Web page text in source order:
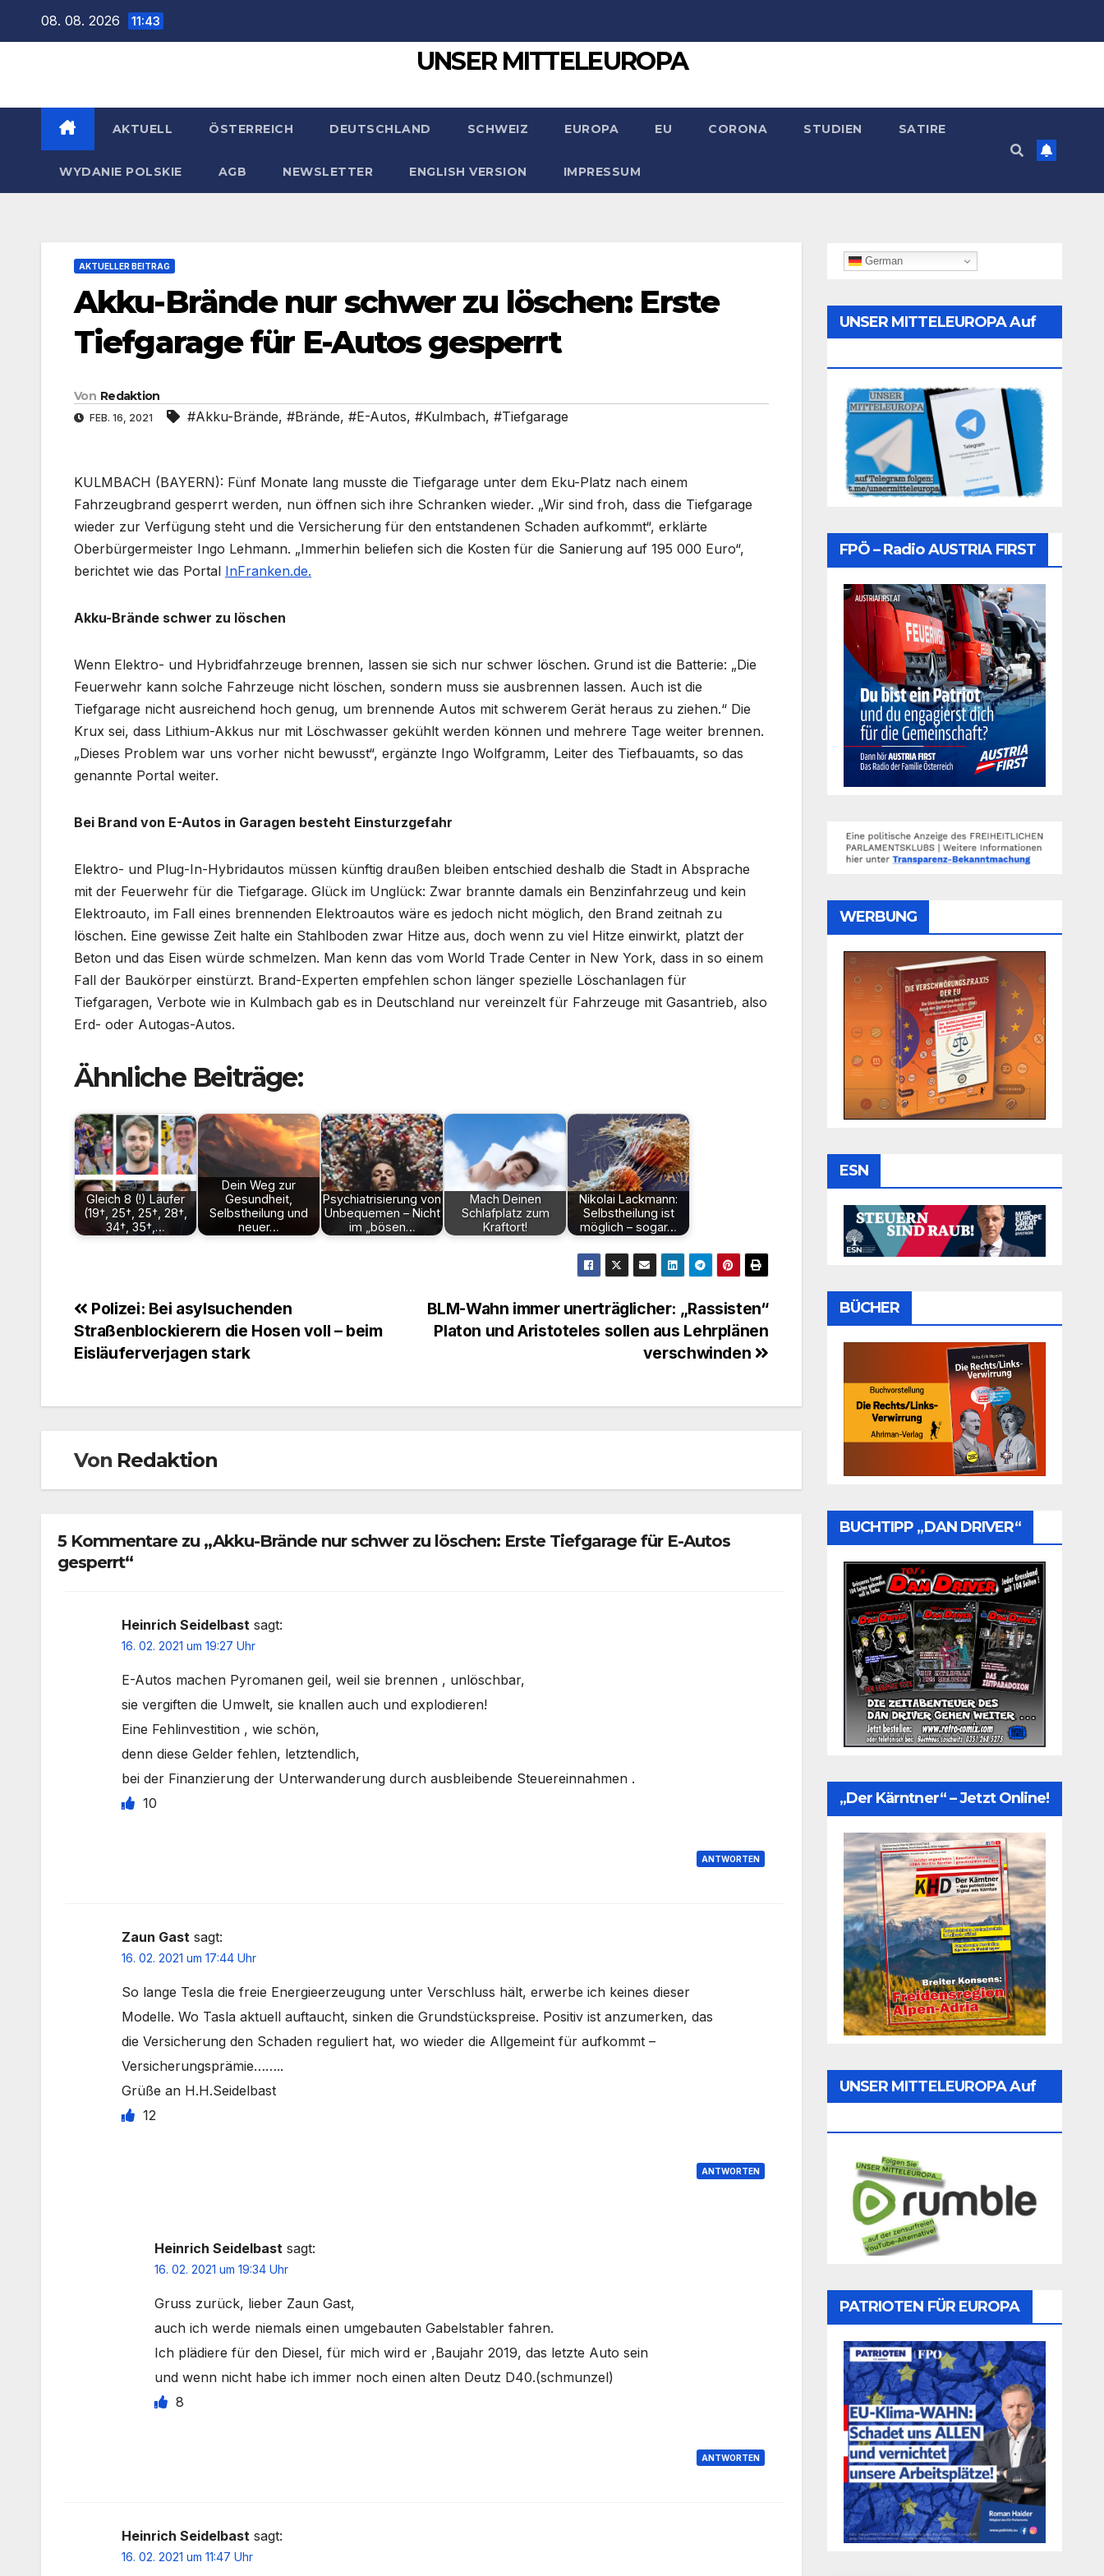
08. 08. 2026 11:43
UNSER MITTELEUROPA
AKTUELL ÖSTERREICH DEUTSCHLAND SCHWEIZ EUROPA EU CORONA STUDIEN SATIRE
WYDANIE POLSKIE AGB NEWSLETTER ENGLISH VERSION IMPRESSUM
AKTUELLER BEITRAG
Akku-Brände nur schwer zu löschen: Erste
Tiefgarage für E-Autos gesperrt
Von Redaktion
FEB. 16, 2021 #Akku-Brände, #Brände, #E-Autos, #Kulmbach, #Tiefgarage
KULMBACH (BAYERN): Fünf Monate lang musste die Tiefgarage unter dem Eku-Platz nach einem
Fahrzeugbrand gesperrt werden, nun öffnen sich ihre Schranken wieder. „Wir sind froh, dass die Tiefgarage
wieder zur Verfügung steht und die Versicherung für den entstandenen Schaden aufkommt“, erklärte
Oberbürgermeister Ingo Lehmann. „Immerhin beliefen sich die Kosten für die Sanierung auf 195 000 Euro“,
berichtet wie das Portal InFranken.de.
Akku-Brände schwer zu löschen
Wenn Elektro- und Hybridfahrzeuge brennen, lassen sie sich nur schwer löschen. Grund ist die Batterie: „Die
Feuerwehr kann solche Fahrzeuge nicht löschen, sondern muss sie ausbrennen lassen. Auch ist die
Tiefgarage nicht ausreichend hoch genug, um brennende Autos mit schwerem Gerät heraus zu ziehen.“ Die
Krux sei, dass Lithium-Akkus nur mit Löschwasser gekühlt werden können und mehrere Tage weiter brennen.
„Dieses Problem war uns vorher nicht bewusst“, ergänzte Ingo Wolfgramm, Leiter des Tiefbauamts, so das
genannte Portal weiter.
Bei Brand von E-Autos in Garagen besteht Einsturzgefahr
Elektro- und Plug-In-Hybridautos müssen künftig draußen bleiben entschied deshalb die Stadt in Absprache
mit der Feuerwehr für die Tiefgarage. Glück im Unglück: Zwar brannte damals ein Benzinfahrzeug und kein
Elektroauto, im Fall eines brennenden Elektroautos wäre es jedoch nicht möglich, den Brand zeitnah zu
löschen. Eine gewisse Zeit halte ein Stahlboden zwar Hitze aus, doch wenn zu viel Hitze einwirkt, platzt der
Beton und das Eisen würde schmelzen. Man kenn das vom World Trade Center in New York, dass in so einem
Fall der Baukörper einstürzt. Brand-Experten empfehlen schon länger spezielle Löschanlagen für
Tiefgaragen, Verbote wie in Kulmbach gab es in Deutschland nur vereinzelt für Fahrzeuge mit Gasantrieb, also
Erd- oder Autogas-Autos.
Ähnliche Beiträge:
Gleich 8 (!) Läufer
(19†, 25†, 25†, 28†,
34†, 35†,…
Dein Weg zur
Gesundheit,
Selbstheilung und
neuer…
Psychiatrisierung von
Unbequemen – Nicht
im „bösen…
Mach Deinen
Schlafplatz zum
Kraftort!
Nikolai Lackmann:
Selbstheilung ist
möglich – sogar…
Beitragsnavigation
BLM-Wahn immer unerträglicher: „Rassisten“
Platon und Aristoteles sollen aus Lehrplänen
verschwinden
Polizei: Bei asylsuchenden
Straßenblockierern die Hosen voll – beim
Eisläuferverjagen stark
Von Redaktion
5 Kommentare zu „Akku-Brände nur schwer zu löschen: Erste Tiefgarage für E-Autos
gesperrt“
Heinrich Seidelbast sagt:
16. 02. 2021 um 19:27 Uhr
E-Autos machen Pyromanen geil, weil sie brennen , unlöschbar,
sie vergiften die Umwelt, sie knallen auch und explodieren!
Eine Fehlinvestition , wie schön,
denn diese Gelder fehlen, letztendlich,
bei der Finanzierung der Unterwanderung durch ausbleibende Steuereinnahmen .
10
ANTWORTEN
Zaun Gast sagt:
16. 02. 2021 um 17:44 Uhr
So lange Tesla die freie Energieerzeugung unter Verschluss hält, erwerbe ich keines dieser
Modelle. Wo Tasla aktuell auftaucht, sinken die Grundstückspreise. Positiv ist anzumerken, das
die Versicherung den Schaden reguliert hat, wo wieder die Allgemeint für aufkommt –
Versicherungsprämie……..
Grüße an H.H.Seidelbast
12
ANTWORTEN
Heinrich Seidelbast sagt:
16. 02. 2021 um 19:34 Uhr
Gruss zurück, lieber Zaun Gast,
auch ich werde niemals einen umgebauten Gabelstabler fahren.
Ich plädiere für den Diesel, für mich wird er ,Baujahr 2019, das letzte Auto sein
und wenn nicht habe ich immer noch einen alten Deutz D40.(schmunzel)
8
ANTWORTEN
Heinrich Seidelbast sagt:
16. 02. 2021 um 11:47 Uhr
German
UNSER MITTELEUROPA Auf
FPÖ – Radio AUSTRIA FIRST
WERBUNG
ESN
BÜCHER
BUCHTIPP „DAN DRIVER“
„Der Kärntner“ – Jetzt Online!
UNSER MITTELEUROPA Auf
PATRIOTEN FÜR EUROPA